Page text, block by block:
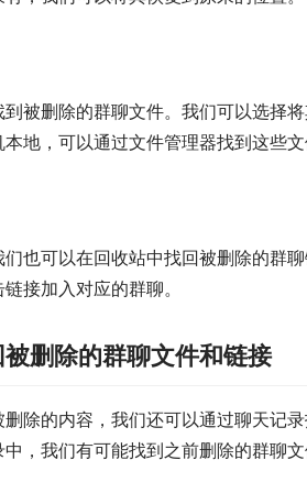
被删除的群聊文件。我们可以选择
地，可以通过文件管理器找到这些文
也可以在回收站中找回被删除的群
接加入对应的群聊。
删除的群聊文件和链接
除的内容，我们还可以通过聊天记
，我们有可能找到之前删除的群聊文